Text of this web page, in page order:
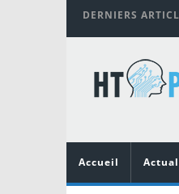
DERNIERS
Accueil